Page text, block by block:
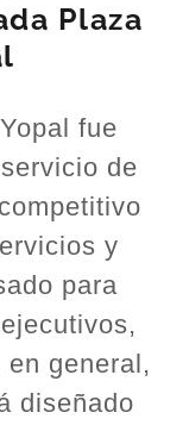
Plaza
fue
de
y
para
general,
diseñado